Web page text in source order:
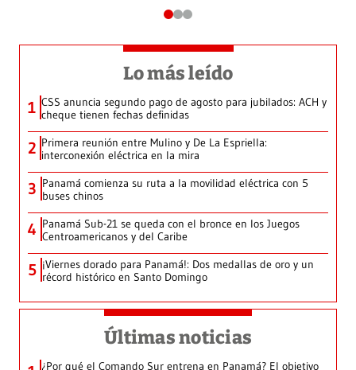
Lo más leído
1 CSS anuncia segundo pago de agosto para jubilados: ACH y
cheque tienen fechas definidas
2 Primera reunión entre Mulino y De La Espriella:
interconexión eléctrica en la mira
3 Panamá comienza su ruta a la movilidad eléctrica con 5
buses chinos
4 Panamá Sub-21 se queda con el bronce en los Juegos
Centroamericanos y del Caribe
5 ¡Viernes dorado para Panamá!: Dos medallas de oro y un
récord histórico en Santo Domingo
Últimas noticias
¿Por qué el Comando Sur entrena en Panamá? El objetivo